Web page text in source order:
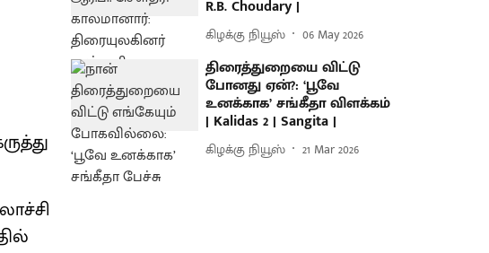
R.B. Choudary |
கிழக்கு நியூஸ் 06 May 2026
திரைத்துறையை விட்டு
போனது ஏன்?: ‘பூவே
உனக்காக’ சங்கீதா விளக்கம்
| Kalidas 2 | Sangita |
கிழக்கு நியூஸ் 21 Mar 2026